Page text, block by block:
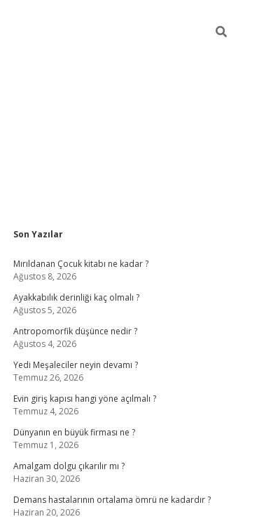
Sidebar
Son Yazılar
Mırıldanan Çocuk kitabı ne kadar ?
Ağustos 8, 2026
Ayakkabılık derinliği kaç olmalı ?
Ağustos 5, 2026
Antropomorfik düşünce nedir ?
Ağustos 4, 2026
Yedi Meşaleciler neyin devamı ?
Temmuz 26, 2026
Evin giriş kapısı hangi yöne açılmalı ?
Temmuz 4, 2026
Dünyanın en büyük firması ne ?
Temmuz 1, 2026
Amalgam dolgu çıkarılır mı ?
Haziran 30, 2026
Demans hastalarının ortalama ömrü ne kadardır ?
Haziran 20, 2026